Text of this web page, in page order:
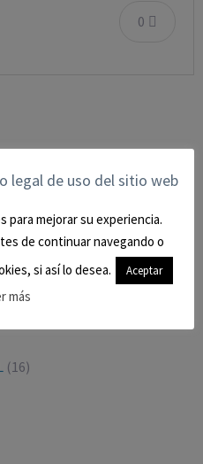
0
(16)
legal de uso del sitio web
para mejorar su experiencia.
de continuar navegando o
si así lo desea.
Aceptar
más